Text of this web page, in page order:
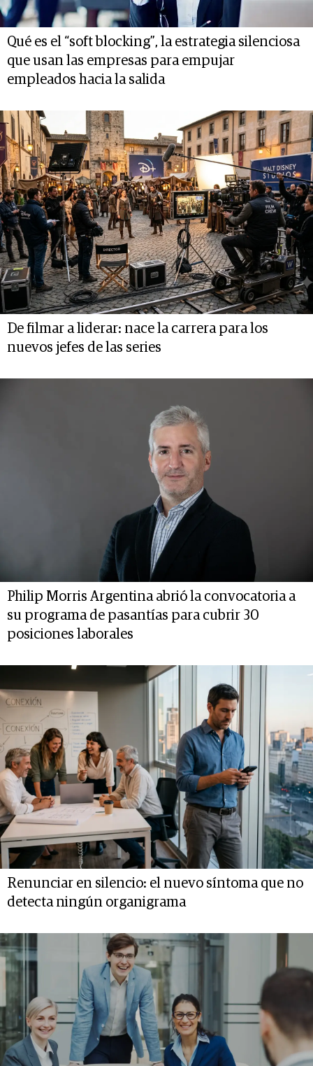
Qué es el “soft blocking”, la estrategia silenciosa
que usan las empresas para empujar
empleados hacia la salida
De filmar a liderar: nace la carrera para los
nuevos jefes de las series
Philip Morris Argentina abrió la convocatoria a
su programa de pasantías para cubrir 30
posiciones laborales
Renunciar en silencio: el nuevo síntoma que no
detecta ningún organigrama